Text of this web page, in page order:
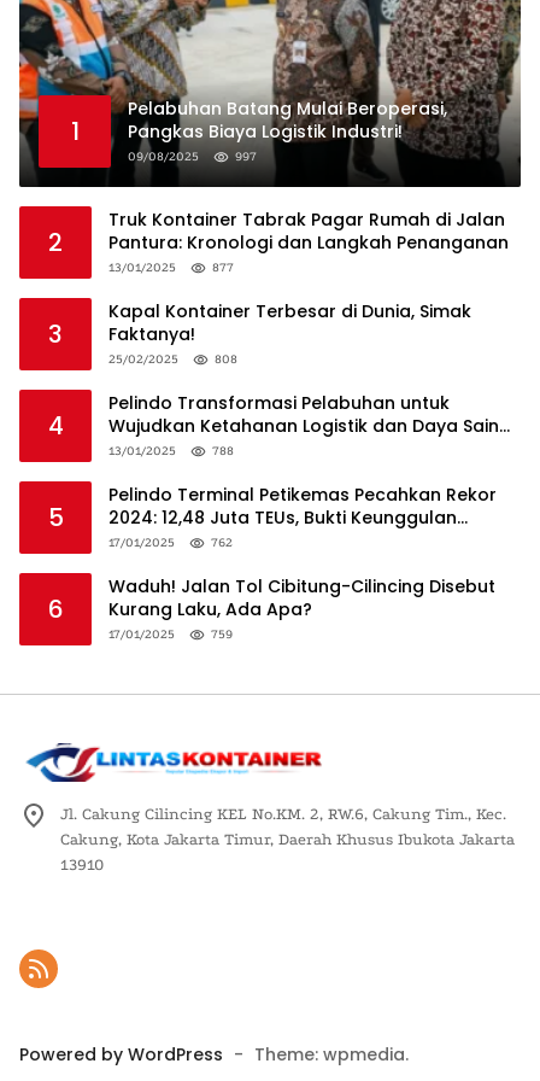
1
Pelabuhan Batang Mulai Beroperasi,
Pangkas Biaya Logistik Industri!
09/08/2025 997
2
Truk Kontainer Tabrak Pagar Rumah di Jalan
Pantura: Kronologi dan Langkah Penanganan
13/01/2025 877
3
Kapal Kontainer Terbesar di Dunia, Simak
Faktanya!
25/02/2025 808
4
Pelindo Transformasi Pelabuhan untuk
Wujudkan Ketahanan Logistik dan Daya Saing
Global
13/01/2025 788
5
Pelindo Terminal Petikemas Pecahkan Rekor
2024: 12,48 Juta TEUs, Bukti Keunggulan
Logistik Nasional
17/01/2025 762
6
Waduh! Jalan Tol Cibitung-Cilincing Disebut
Kurang Laku, Ada Apa?
17/01/2025 759
Jl. Cakung Cilincing KEL No.KM. 2, RW.6, Cakung Tim., Kec.
Cakung, Kota Jakarta Timur, Daerah Khusus Ibukota Jakarta
13910
Powered by WordPress - Theme: wpmedia.